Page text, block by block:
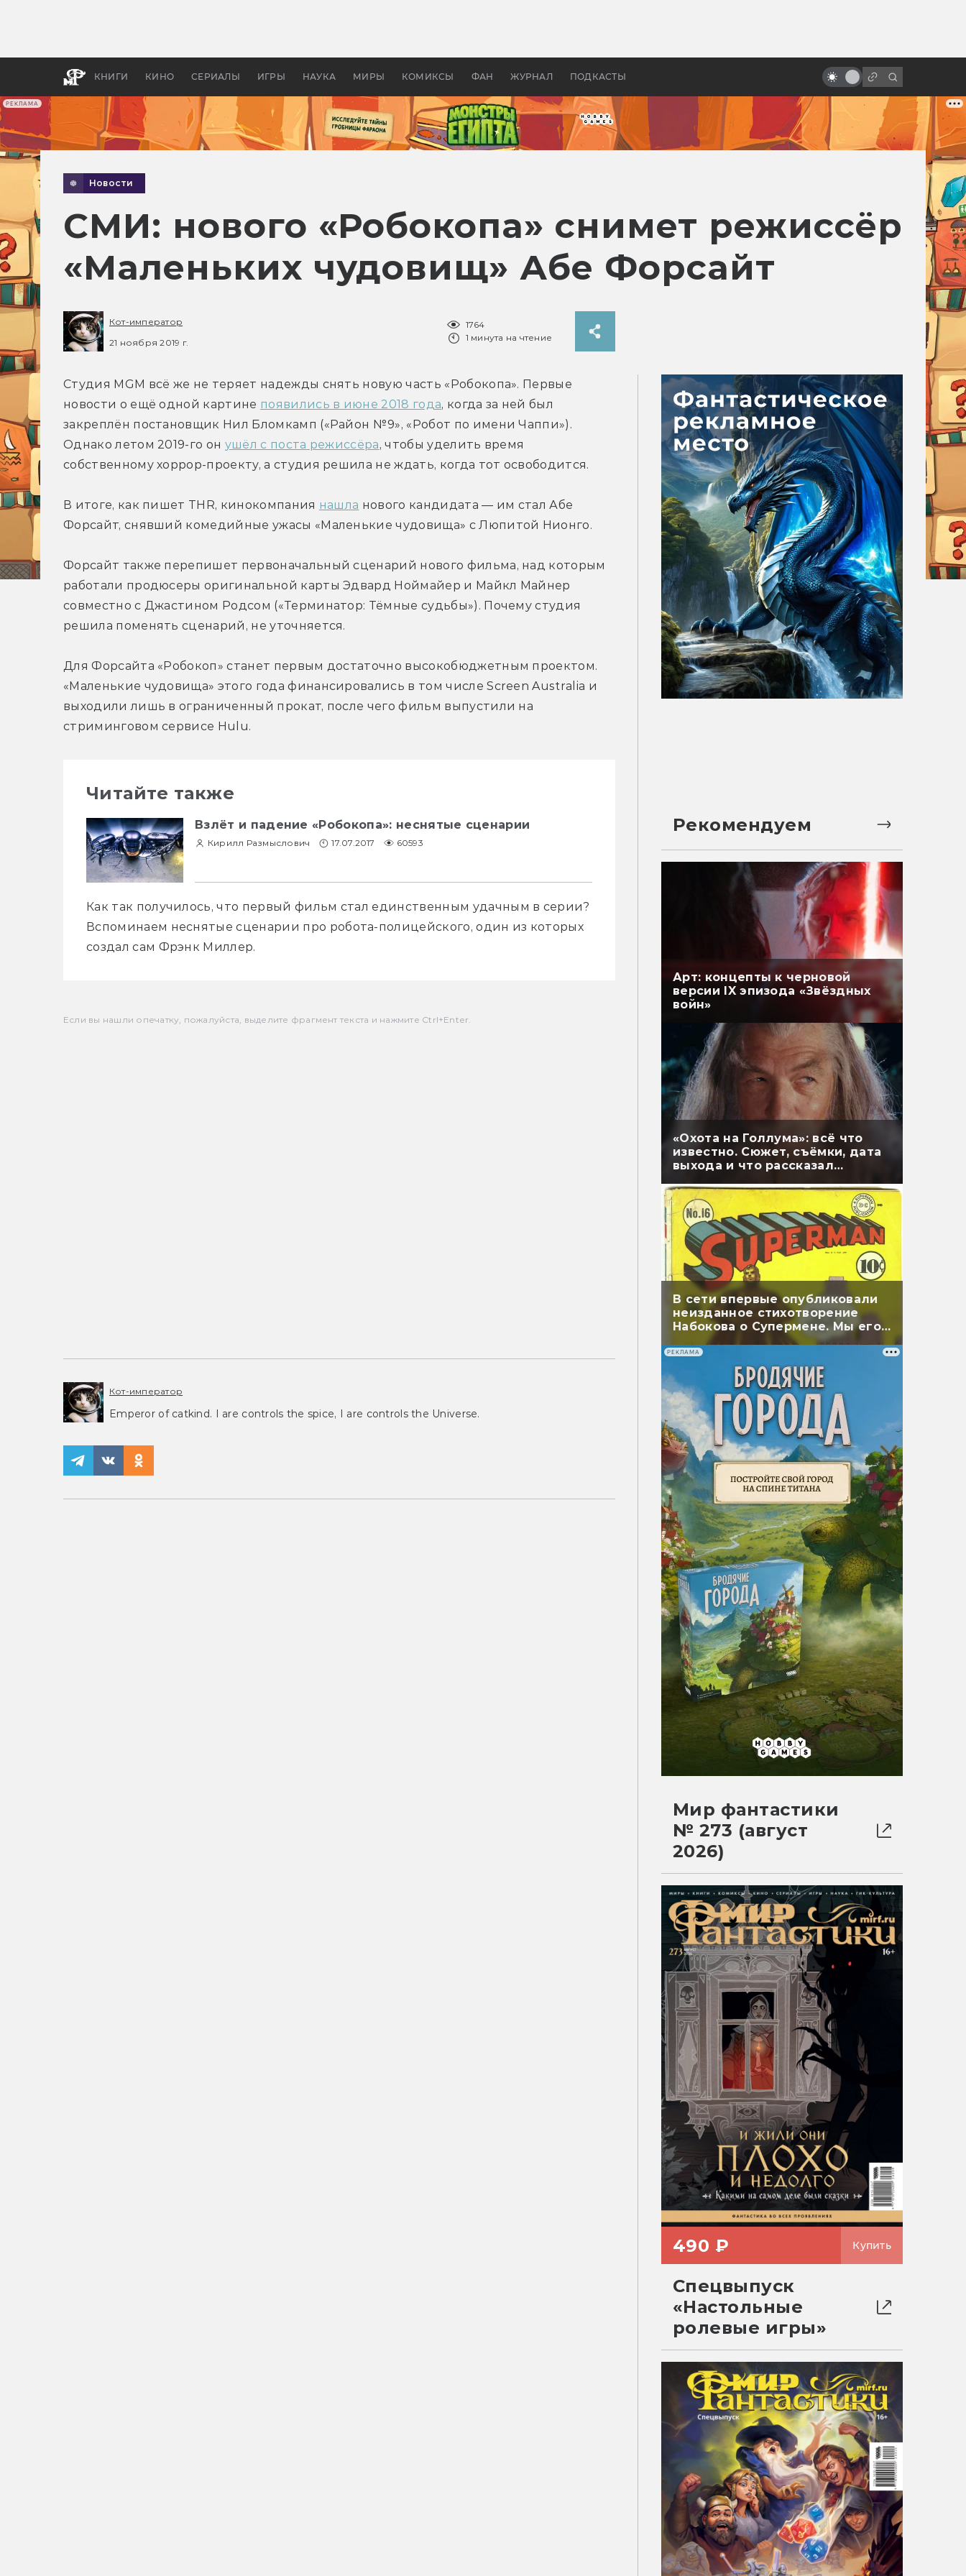
РЕКЛАМА
КНИГИ КИНО СЕРИАЛЫ ИГРЫ НАУКА МИРЫ КОМИКСЫ ФАН ЖУРНАЛ ПОДКАСТЫ
апокалипсис, в России —
бы «Властелина колец»
A24 и её фильмы
Новости
СМИ: нового «Робокопа» снимет режиссёр
«Маленьких чудовищ» Абе Форсайт
Кот-император
21 ноября 2019 г.
1764
1 минута на чтение
Студия MGM всё же не теряет надежды снять новую часть «Робокопа». Первые
новости о ещё одной картине появились в июне 2018 года, когда за ней был
закреплён постановщик Нил Бломкамп («Район №9», «Робот по имени Чаппи»).
Однако летом 2019-го он ушёл с поста режиссёра, чтобы уделить время
собственному хоррор-проекту, а студия решила не ждать, когда тот освободится.
В итоге, как пишет THR, кинокомпания нашла нового кандидата — им стал Абе
Форсайт, снявший комедийные ужасы «Маленькие чудовища» с Люпитой Нионго.
Форсайт также перепишет первоначальный сценарий нового фильма, над которым
работали продюсеры оригинальной карты Эдвард Ноймайер и Майкл Майнер
совместно с Джастином Родсом («Терминатор: Тёмные судьбы»). Почему студия
решила поменять сценарий, не уточняется.
Для Форсайта «Робокоп» станет первым достаточно высокобюджетным проектом.
«Маленькие чудовища» этого года финансировались в том числе Screen Australia и
выходили лишь в ограниченный прокат, после чего фильм выпустили на
стриминговом сервисе Hulu.
Читайте также
Взлёт и падение «Робокопа»: неснятые сценарии
Кирилл Размыслович 17.07.2017 60593
Как так получилось, что первый фильм стал единственным удачным в серии?
Вспоминаем неснятые сценарии про робота-полицейского, один из которых
создал сам Фрэнк Миллер.
Если вы нашли опечатку, пожалуйста, выделите фрагмент текста и нажмите Ctrl+Enter.
Кот-император
Emperor of catkind. I are controls the spice, I are controls the Universe.
Рекомендуем
Арт: концепты к черновой
версии IX эпизода «Звёздных
войн»
«Охота на Голлума»: всё что
известно. Сюжет, съёмки, дата
выхода и что рассказал
В сети впервые опубликовали
неизданное стихотворение
Набокова о Супермене. Мы его
перевели
РЕКЛАМА
Мир фантастики
№ 273 (август
2026)
490 ₽ Купить
Спецвыпуск
«Настольные
ролевые игры»